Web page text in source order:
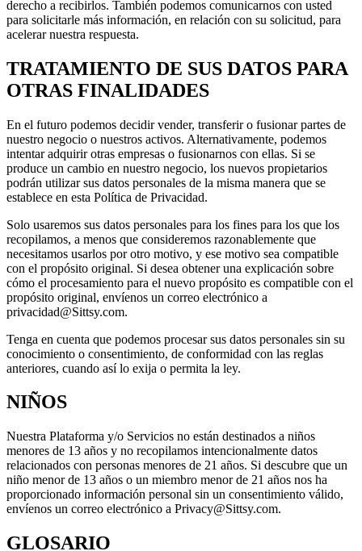
derecho a recibirlos. También podemos comunicarnos con usted
para solicitarle más información, en relación con su solicitud, para
acelerar nuestra respuesta.
TRATAMIENTO DE SUS DATOS PARA
OTRAS FINALIDADES
En el futuro podemos decidir vender, transferir o fusionar partes de
nuestro negocio o nuestros activos. Alternativamente, podemos
intentar adquirir otras empresas o fusionarnos con ellas. Si se
produce un cambio en nuestro negocio, los nuevos propietarios
podrán utilizar sus datos personales de la misma manera que se
establece en esta Política de Privacidad.
Solo usaremos sus datos personales para los fines para los que los
recopilamos, a menos que consideremos razonablemente que
necesitamos usarlos por otro motivo, y ese motivo sea compatible
con el propósito original. Si desea obtener una explicación sobre
cómo el procesamiento para el nuevo propósito es compatible con el
propósito original, envíenos un correo electrónico a
privacidad@Sittsy.com.
Tenga en cuenta que podemos procesar sus datos personales sin su
conocimiento o consentimiento, de conformidad con las reglas
anteriores, cuando así lo exija o permita la ley.
NIÑOS
Nuestra Plataforma y/o Servicios no están destinados a niños
menores de 13 años y no recopilamos intencionalmente datos
relacionados con personas menores de 21 años. Si descubre que un
niño menor de 13 años o un miembro menor de 21 años nos ha
proporcionado información personal sin un consentimiento válido,
envíenos un correo electrónico a Privacy@Sittsy.com.
GLOSARIO